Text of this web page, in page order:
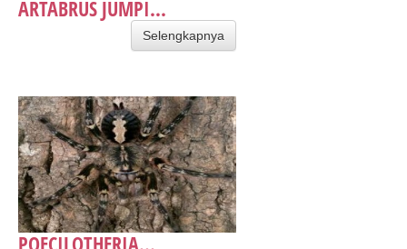
ARTABRUS JUMPI...
Selengkapnya
POECILOTHERIA...